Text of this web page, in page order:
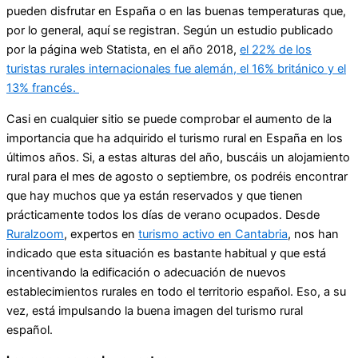
pueden disfrutar en España o en las buenas temperaturas que,
por lo general, aquí se registran. Según un estudio publicado
por la página web Statista, en el año 2018, el 22% de los
turistas rurales internacionales fue alemán, el 16% británico y el
13% francés.
Casi en cualquier sitio se puede comprobar el aumento de la
importancia que ha adquirido el turismo rural en España en los
últimos años. Si, a estas alturas del año, buscáis un alojamiento
rural para el mes de agosto o septiembre, os podréis encontrar
que hay muchos que ya están reservados y que tienen
prácticamente todos los días de verano ocupados. Desde
Ruralzoom, expertos en turismo activo en Cantabria, nos han
indicado que esta situación es bastante habitual y que está
incentivando la edificación o adecuación de nuevos
establecimientos rurales en todo el territorio español. Eso, a su
vez, está impulsando la buena imagen del turismo rural
español.